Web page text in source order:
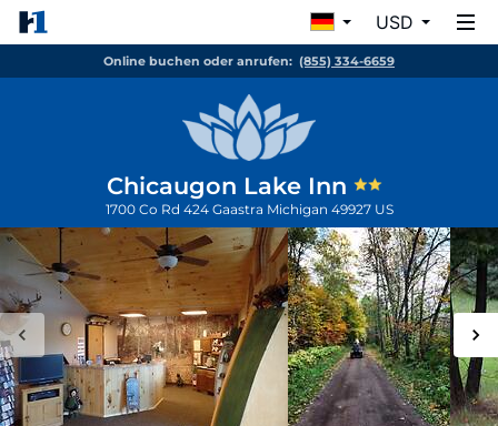
USD
Online buchen oder anrufen: (855) 334-6659
Chicaugon Lake Inn
1700 Co Rd 424 Gaastra Michigan 49927 US